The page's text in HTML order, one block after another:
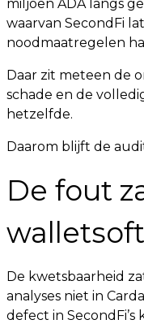
miljoen ADA langs
waarvan SecondFi
noodmaatregelen
Daar zit meteen de
schade en de
hetzelfde.
Daarom blijft de
De fout
De kwetsbaarheid
analyses niet in
defect in